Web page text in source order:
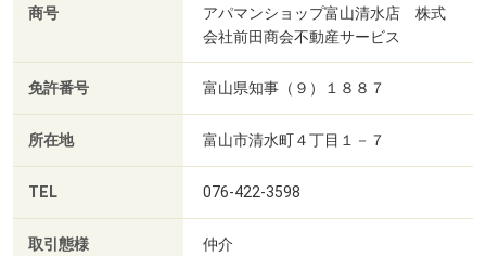
商号
アパマンショップ富山清水店 株式
会社前田商会不動産サービス
免許番号 富山県知事（９）１８８７
所在地 富山市清水町４丁目１－７
TEL 076-422-3598
取引態様 仲介